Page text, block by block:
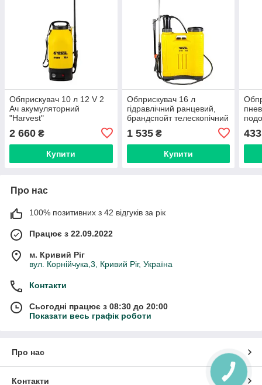
Обприскувач 10 л 12 V 2
Ач акумуляторний
"Harvest"
2 660 ₴
Купити
Обприскувач 16 л
гідравлічний ранцевий,
брандспойт телескопічний
1 535₴
Купити
433
Про нас
100% позитивних з 42 відгуків за рік
Працює з 22.09.2022
м. Кривий Ріг
вул. Корнійчука,3, Кривий Ріг, Україна
Контакти
Сьогодні працює з 08:30 до 20:00
Показати весь графік роботи
Про нас
Контакти
КНОПКА
ЗВ'ЯЗКУ